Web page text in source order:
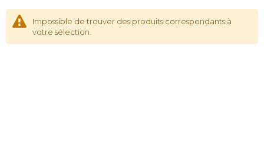
Impossible de trouver des produits correspondants à
votre sélection.